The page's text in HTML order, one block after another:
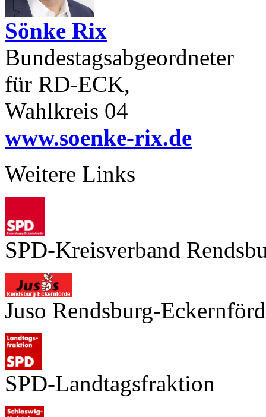
Sönke Rix
Bundestagsabgeordneter
für RD-ECK,
Wahlkreis 04
www.soenke-rix.de
Weitere Links
SPD-Kreisverband
Juso Rendsburg-
SPD-Landtagsfraktion